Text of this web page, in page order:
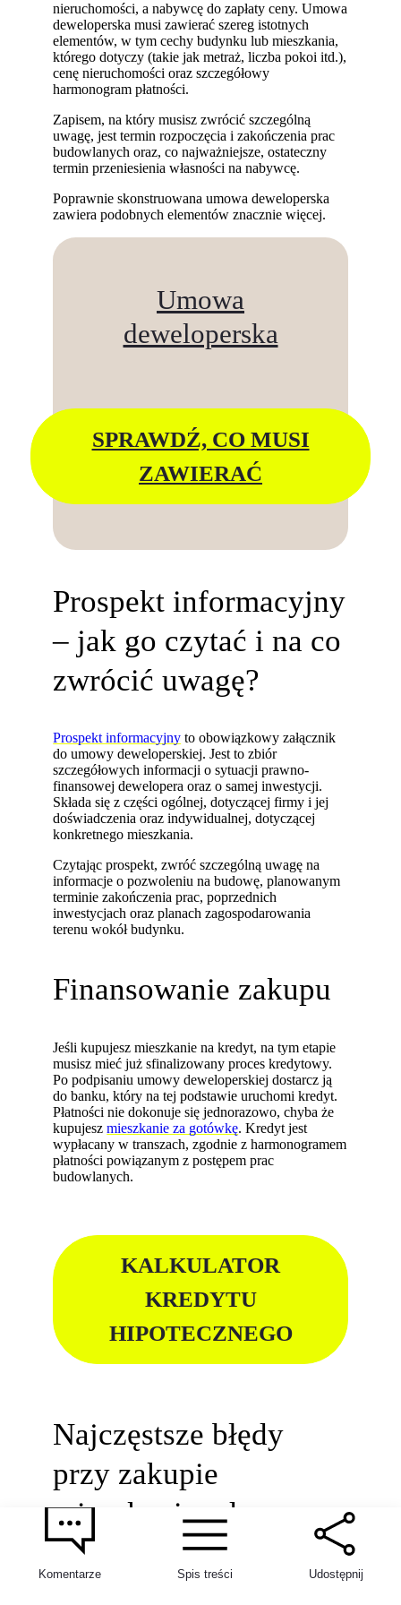
nieruchomości, a nabywcę do zapłaty ceny. Umowa
deweloperska musi zawierać szereg istotnych
elementów, w tym cechy budynku lub mieszkania,
którego dotyczy (takie jak metraż, liczba pokoi itd.),
cenę nieruchomości oraz szczegółowy
harmonogram płatności.
Zapisem, na który musisz zwrócić szczególną
uwagę, jest termin rozpoczęcia i zakończenia prac
budowlanych oraz, co najważniejsze, ostateczny
termin przeniesienia własności na nabywcę.
Poprawnie skonstruowana umowa deweloperska
zawiera podobnych elementów znacznie więcej.
Umowa
deweloperska
SPRAWDŹ, CO MUSI
ZAWIERAĆ
Prospekt informacyjny
– jak go czytać i na co
zwrócić uwagę?
Prospekt informacyjny to obowiązkowy załącznik
do umowy deweloperskiej. Jest to zbiór
szczegółowych informacji o sytuacji prawno-
finansowej dewelopera oraz o samej inwestycji.
Składa się z części ogólnej, dotyczącej firmy i jej
doświadczenia oraz indywidualnej, dotyczącej
konkretnego mieszkania.
Czytając prospekt, zwróć szczególną uwagę na
informacje o pozwoleniu na budowę, planowanym
terminie zakończenia prac, poprzednich
inwestycjach oraz planach zagospodarowania
terenu wokół budynku.
Finansowanie zakupu
Jeśli kupujesz mieszkanie na kredyt, na tym etapie
musisz mieć już sfinalizowany proces kredytowy.
Po podpisaniu umowy deweloperskiej dostarcz ją
do banku, który na tej podstawie uruchomi kredyt.
Płatności nie dokonuje się jednorazowo, chyba że
kupujeszmieszkanie za gotówkę. Kredyt jest
wypłacany w transzach, zgodnie z harmonogramem
płatności powiązanym z postępem prac
budowlanych.
KALKULATOR
KREDYTU
HIPOTECZNEGO
Najczęstsze błędy
przy zakupie
mieszkania od
dewelopera – sprawdź
przed podpisaniem
Komentarze Spis treści Udostępnij